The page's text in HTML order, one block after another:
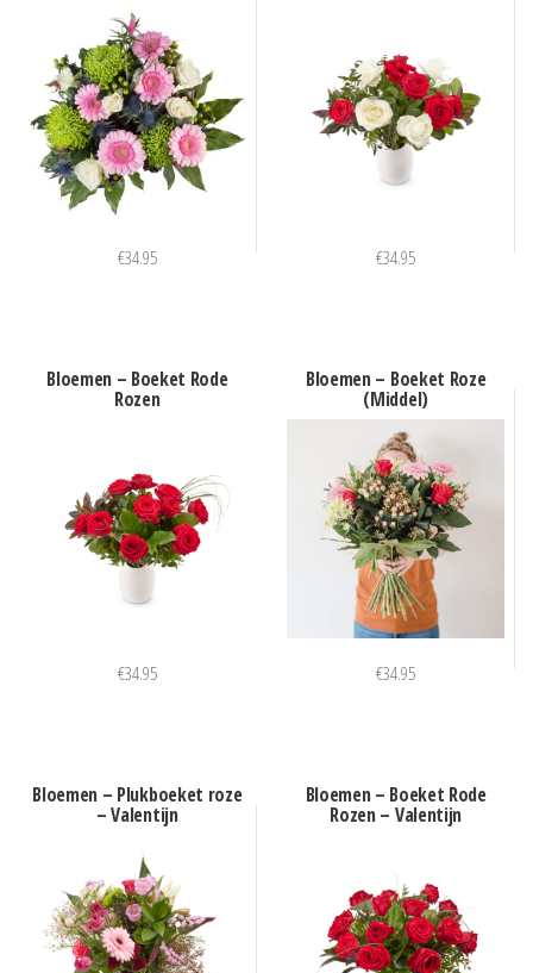
€34.95 €34.95
Bloemen – Boeket Rode
Rozen
€34.95
Bloemen – Boeket Roze
(Middel)
€34.95
Bloemen – Plukboeket roze
– Valentijn
Bloemen – Boeket Rode
Rozen – Valentijn